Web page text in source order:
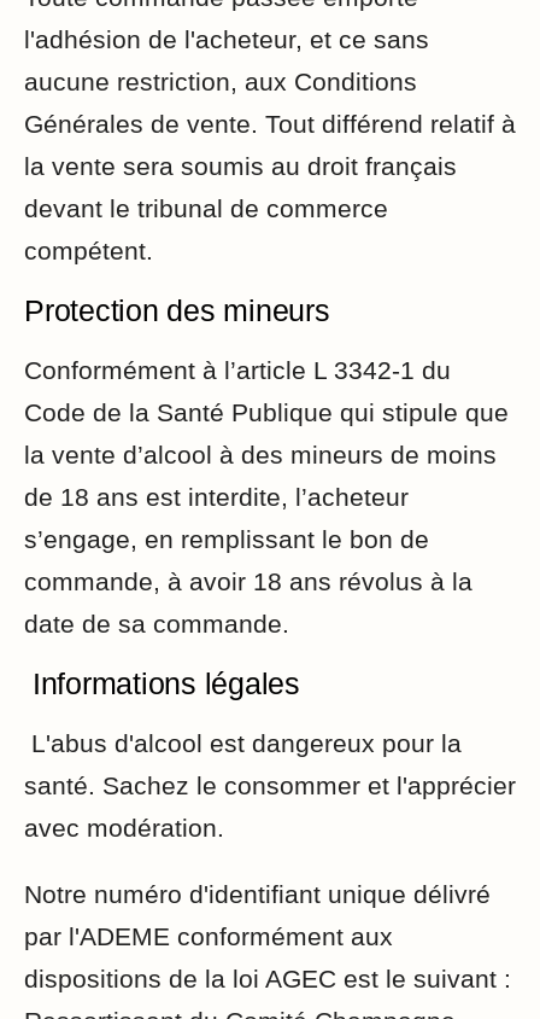
l'adhésion de l'acheteur, et ce sans
aucune restriction, aux Conditions
Générales de vente. Tout différend relatif à
la vente sera soumis au droit français
devant le tribunal de commerce
compétent.
Protection des mineurs
Conformément à l’article L 3342-1 du
Code de la Santé Publique qui stipule que
la vente d’alcool à des mineurs de moins
de 18 ans est interdite, l’acheteur
s’engage, en remplissant le bon de
commande, à avoir 18 ans révolus à la
date de sa commande.
Informations légales
L'abus d'alcool est dangereux pour la
santé. Sachez le consommer et l'apprécier
avec modération.
Notre numéro d'identifiant unique délivré
par l'ADEME conformément aux
dispositions de la loi AGEC est le suivant :